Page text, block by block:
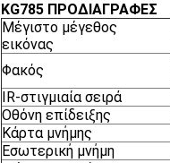
KG785 ΠΡΟΔΙΑΓΡΑΦΕΣ
Μέγιστο μέγεθος
εικόνας
Φακός
IR-στιγμιαία σειρά
Οθόνη επίδειξης
Κάρτα μνήμης
Εσωτερική μνήμη